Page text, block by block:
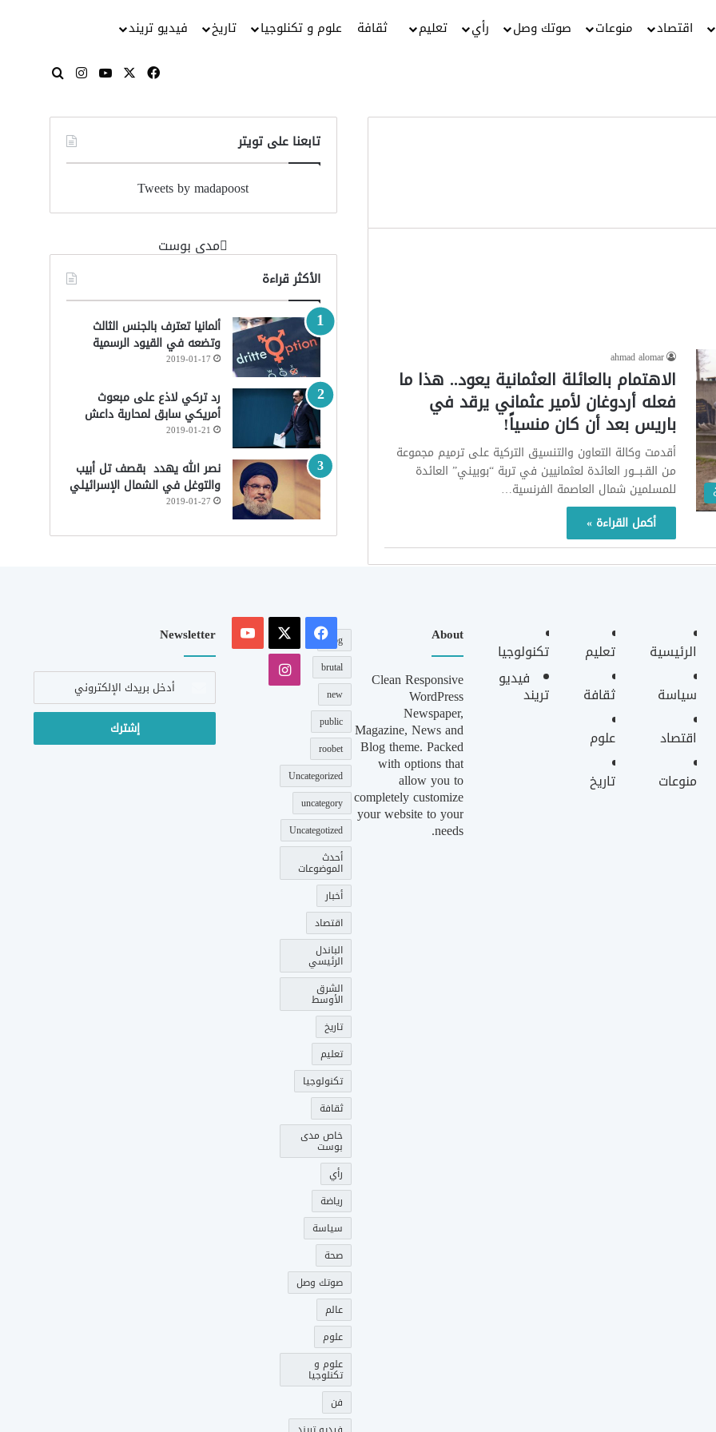
اقتصاد منوعات صوتك وصل رأي تعليم ثقافة علوم و تكنلوجيا تاريخ فيديو تريند
فيسبوك
‫X
‫YouTube
انستقرامبحث عن
ahmad alomar
الاهتمام بالعائلة العثمانية يعود.. هذا ما
فعله أردوغان لأمير عثماني يرقد في
باريس بعد أن كان منسياً!
أقدمت وكالة التعاون والتنسيق التركية على ترميم مجموعة
من القـبـــور العائدة لعثمانيين في تربة “بوبيني” العائدة
للمسلمين شمال العاصمة الفرنسية…
أكمل القراءة »
تابعنا على تويتر
Tweets by madapoost
‏مدى بوست‏
الأكثر قراءة
ألمانيا تعترف بالجنس الثالث
وتضعه في القيود الرسمية
2019-01-17
رد تركي لاذع على مبعوث
أمريكي سابق لمحاربة داعش
2019-01-21
نصر الله يهدد بقصف تل أبيب
والتوغل في الشمال الإسرائيلي
2019-01-27
الرئيسية
سياسة
اقتصاد
منوعات
تعليم
ثقافة
علوم
تاريخ
تكنولوجيا
فيديو
تريند
About
Clean Responsive
WordPress
Newspaper,
Magazine, News and
Blog theme. Packed
with options that
allow you to
completely customize
your website to your
needs.
blog
brutal
new
public
roobet
Uncategorized
uncategory
Uncategotized
أحدث
الموضوعات
أخبار
اقتصاد
الباندل
الرئيسي
الشرق
الأوسط
تاريخ
تعليم
تكنولوجيا
ثقافة
خاص مدى
بوست
رأي
رياضة
سياسة
صحة
صوتك وصل
عالم
علوم
علوم و
تكنلوجيا
فن
فيسبوك
‫X
‫YouTube
انستقرام
Newsletter
أدخل
الإلكتروني